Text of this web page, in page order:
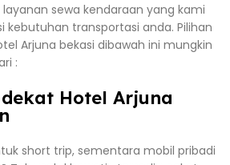
sewa kendaraan yang kami
kebutuhan transportasi anda. Pilihan
Arjuna bekasi dibawah ini mungkin
:
Hotel Arjuna
short trip, sementara mobil pribadi